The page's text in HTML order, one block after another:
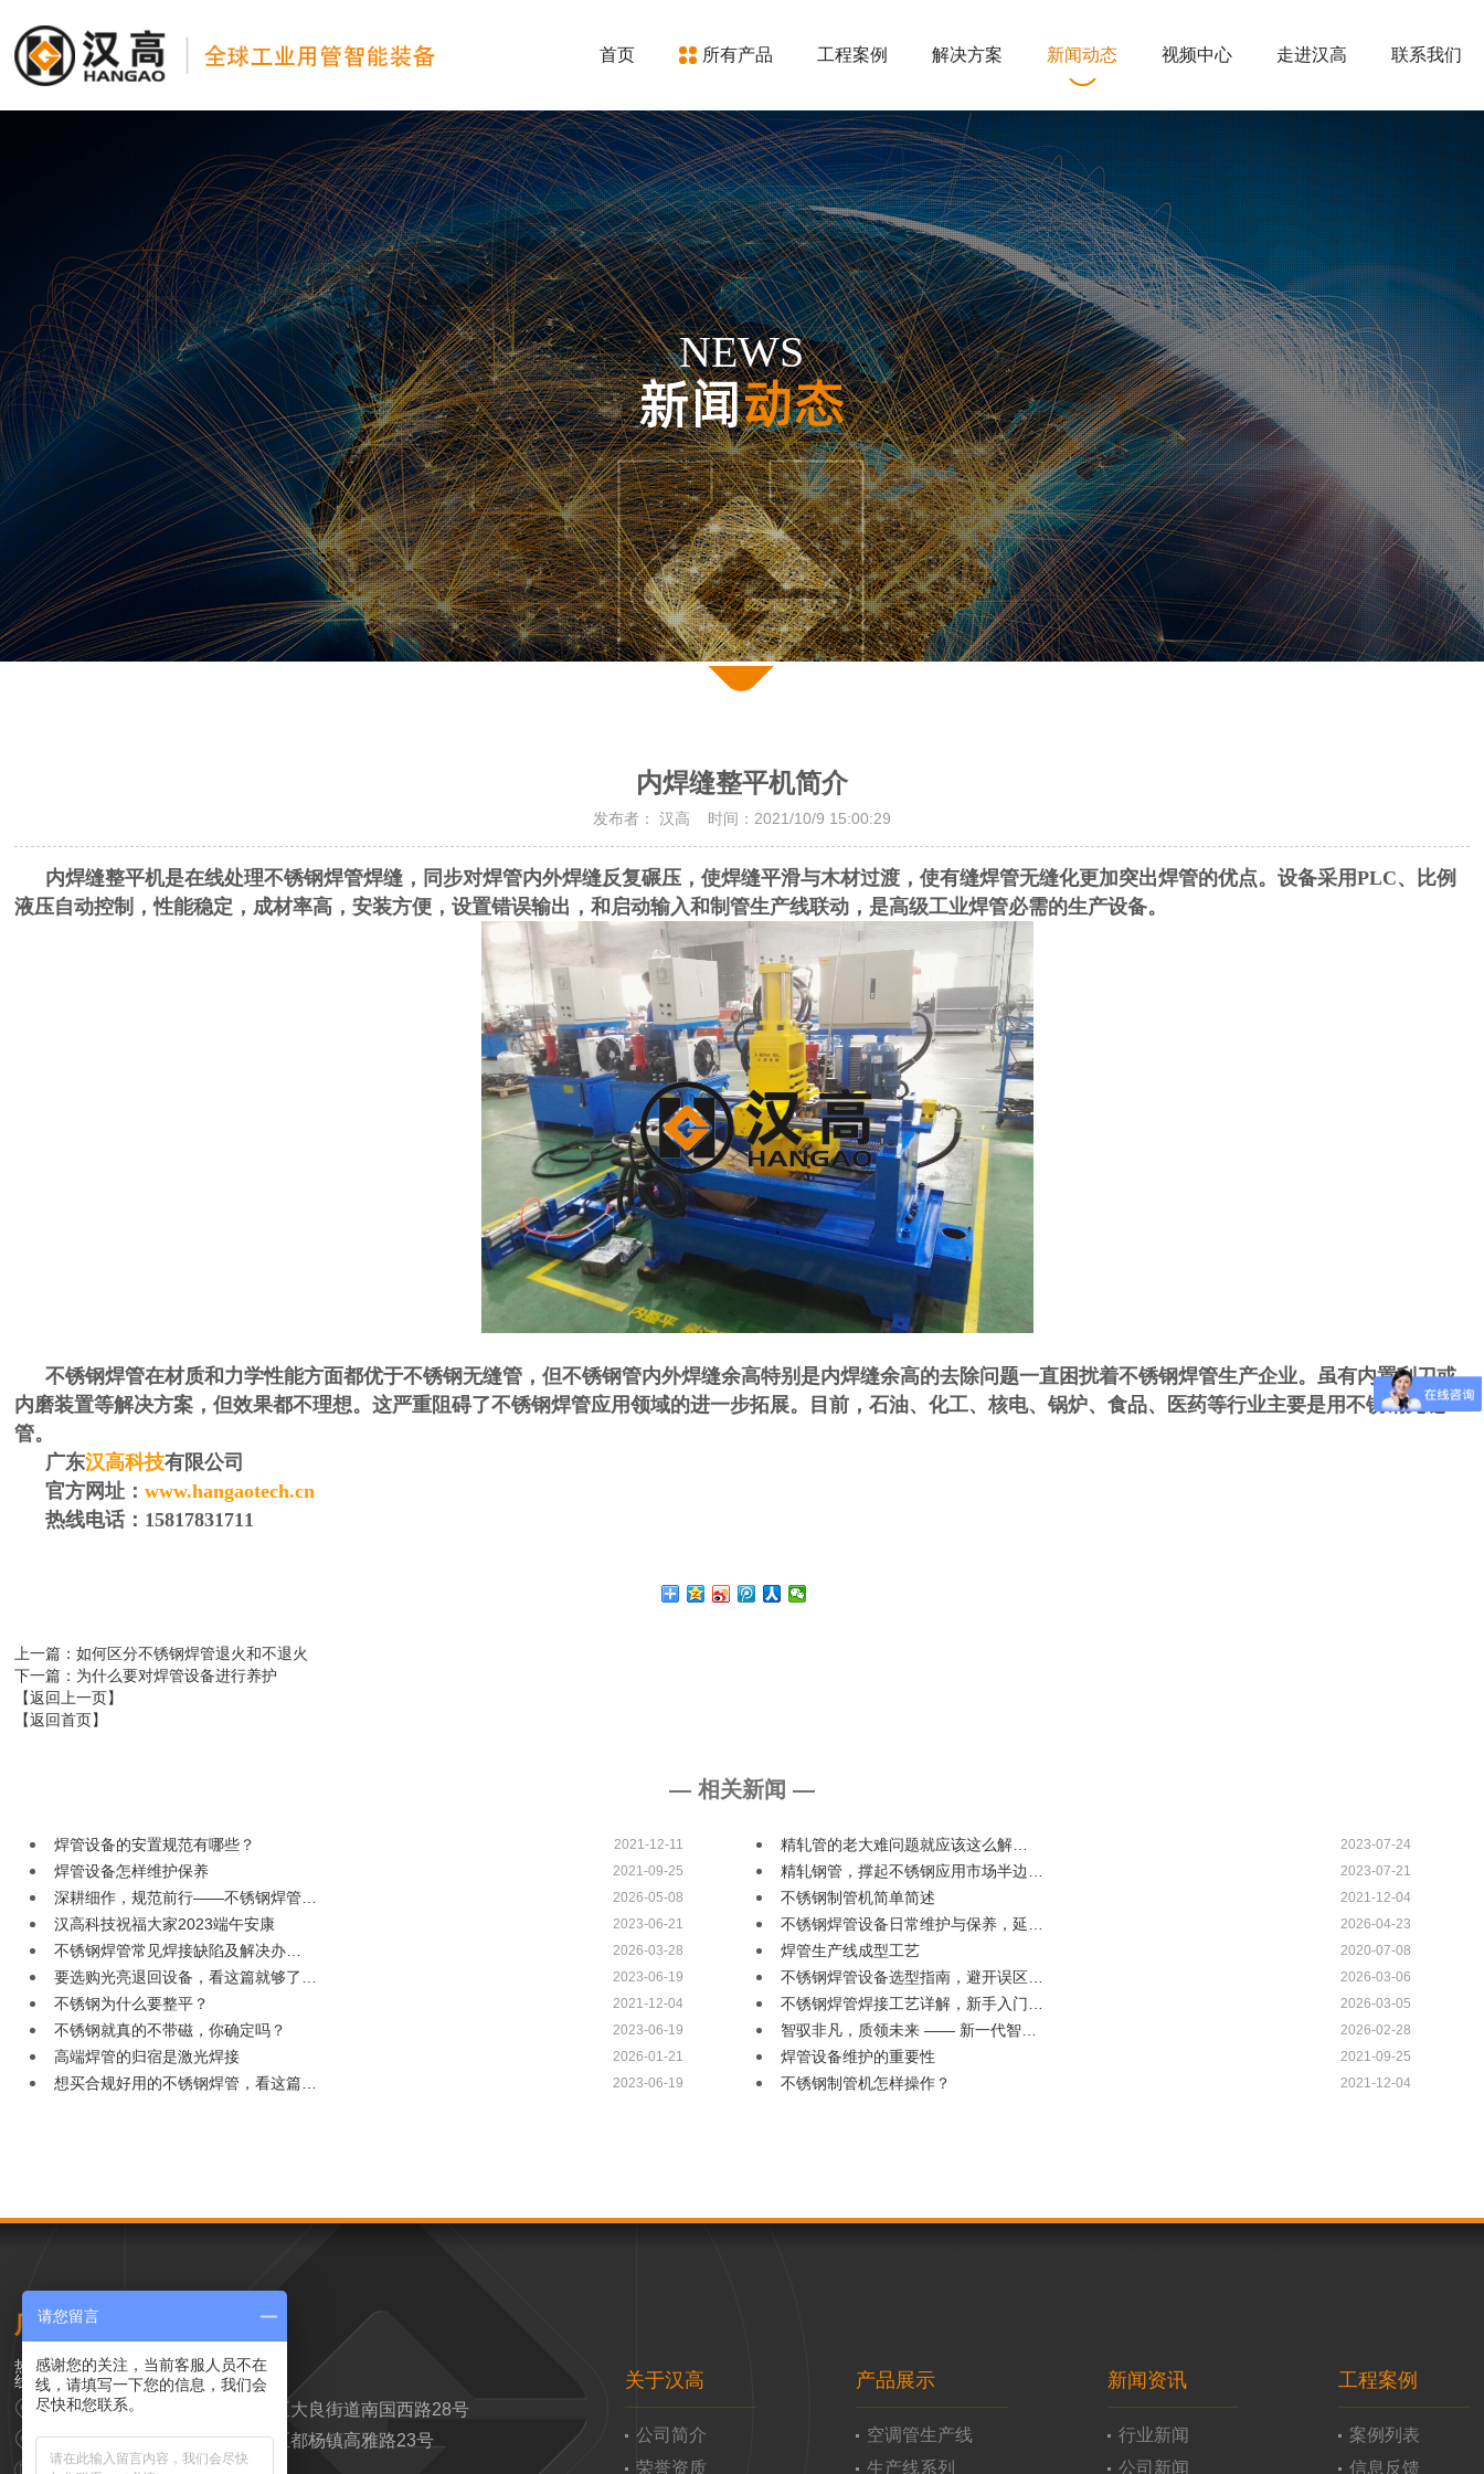
首页 所有产品 工程案例 解决方案 新闻动态 视频中心 走进汉高 联系我们
NEWS
新闻动态
内焊缝整平机简介
发布者： 汉高 时间：2021/10/9 15:00:29
内焊缝整平机是在线处理不锈钢焊管焊缝，同步对焊管内外焊缝反复碾压，使焊缝平滑与木材过渡，使有缝焊管无缝化更加突出焊管的优点。设备采用PLC、比例
液压自动控制，性能稳定，成材率高，安装方便，设置错误输出，和启动输入和制管生产线联动，是高级工业焊管必需的生产设备。
不锈钢焊管在材质和力学性能方面都优于不锈钢无缝管，但不锈钢管内外焊缝余高特别是内焊缝余高的去除问题一直困扰着不锈钢焊管生产企业。虽有内置刮刀或
内磨装置等解决方案，但效果都不理想。这严重阻碍了不锈钢焊管应用领域的进一步拓展。目前，石油、化工、核电、锅炉、食品、医药等行业主要是用不锈钢无缝
管。
广东汉高科技有限公司
官方网址：www.hangaotech.cn
热线电话： 15817831711
上一篇 ：如何区分不锈钢焊管退火和不退火
下一篇 ：为什么要对焊管设备进行养护
【返回上一页】
【返回首页】
— 相关新闻 —
焊管设备的安置规范有哪些？ 2021-12-11 精轧管的老大难问题就应该这么解… 2023-07-24
焊管设备怎样维护保养 2021-09-25 精轧钢管，撑起不锈钢应用市场半边… 2023-07-21
深耕细作，规范前行——不锈钢焊管… 2026-05-08 不锈钢制管机简单简述 2021-12-04
汉高科技祝福大家2023端午安康 2023-06-21 不锈钢焊管设备日常维护与保养，延… 2026-04-23
不锈钢焊管常见焊接缺陷及解决办… 2026-03-28 焊管生产线成型工艺 2020-07-08
要选购光亮退回设备，看这篇就够了… 2023-06-19 不锈钢焊管设备选型指南，避开误区… 2026-03-06
不锈钢为什么要整平？ 2021-12-04 不锈钢焊管焊接工艺详解，新手入门… 2026-03-05
不锈钢就真的不带磁，你确定吗？ 2023-06-19 智驭非凡，质领未来 —— 新一代智… 2026-02-28
高端焊管的归宿是激光焊接 2026-01-21 焊管设备维护的重要性 2021-09-25
想买合规好用的不锈钢焊管，看这篇… 2023-06-19 不锈钢制管机怎样操作？ 2021-12-04
广东汉高科技有限公司
0757-25637818
营销中心：广东省佛山市顺德区大良街道南国西路28号
制造中心：广东省云浮市云安区都杨镇高雅路23号
关于汉高
公司简介
荣誉资质
产品展示
空调管生产线
生产线系列
新闻资讯
行业新闻
公司新闻
工程案例
案例列表
信息反馈
请您留言
感谢您的关注，当前客服人员不在
线，请填写一下您的信息，我们会
尽快和您联系。